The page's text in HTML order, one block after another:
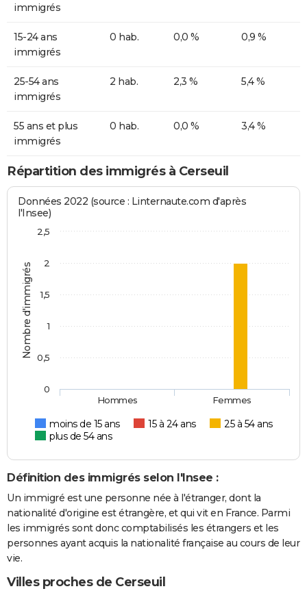
immigrés
15-24 ans
immigrés
0 hab. 0,0 % 0,9 %
25-54 ans
immigrés
2 hab. 2,3 % 5,4 %
55 ans et plus
immigrés
0 hab. 0,0 % 3,4 %
Répartition des immigrés à Cerseuil
Nombre d'immigrés
Données 2022 (source : Linternaute.com d'après
l'Insee)
moins de 15 ans 15 à 24 ans
25 à 54 ans
plus de 54 ans
Hommes Femmes
0
0,5
1
1,5
2
2,5
Définition des immigrés selon l'Insee :
Un immigré est une personne née à l'étranger, dont la
nationalité d'origine est étrangère, et qui vit en France. Parmi
les immigrés sont donc comptabilisés les étrangers et les
personnes ayant acquis la nationalité française au cours de leur
vie.
Villes proches de Cerseuil